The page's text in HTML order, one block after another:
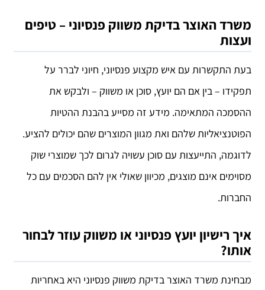
משרד האוצר בדיקת משווק פנסיוני – טיפים
ועצות
בעת התקשרות עם איש מקצוע פנסיוני, חיוני לברר על
תפקידו – בין אם הם יועץ, סוכן או משווק – ולבקש את
ההסמכה המתאימה. מידע זה מסייע בהבנת ההטיות
הפוטנציאליות שלהם ואת מגוון המוצרים שהם יכולים להציע.
לדוגמה, התייעצות עם סוכן עשויה לגרום לכך שמוצרי שוק
מסוימים אינם מוצגים, מכיוון שאולי אין להם הסכמים עם כל
החברות.
איך רישיון יועץ פנסיוני או משווק עוזר לבחור
אותו?
מבחינת משרד האוצר בדיקת משווק פנסיוני היא באחריות